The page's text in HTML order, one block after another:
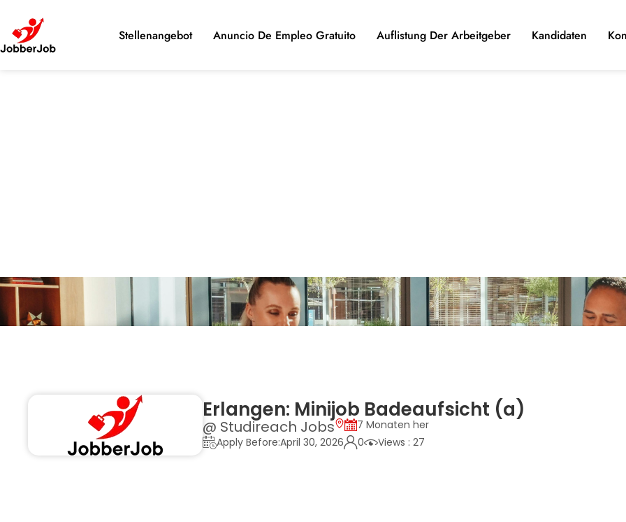
Stellenangebot Anuncio De Empleo Gratuito Auflistung Der Arbeitgeber Kandidaten
Erlangen: Minijob Badeaufsicht (a)
@ Studireach Jobs
7 Monaten her
Apply Before:April 30, 2026
0 Views : 27